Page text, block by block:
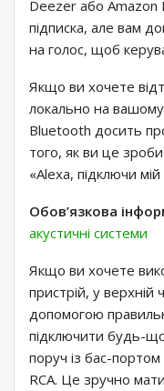
Deezer або Amazon
підписка, але вам
на голос, щоб
Якщо ви хочете
локально на
Bluetooth досить
того, як ви це
«Alexa, підключи
Обов’язкова
акустичні системи
Якщо ви хочете
пристрій, у верхній
допомогою
підключити будь-
поруч із бас-
RCA. Це зручно